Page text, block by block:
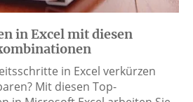
in Excel mit diesen
in Excel verkürzen
Mit diesen Top-